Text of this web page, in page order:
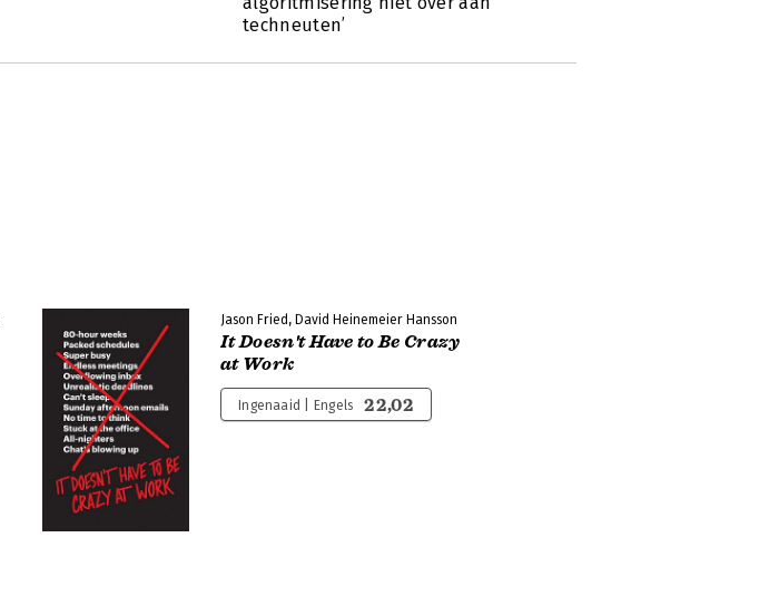
techneuten’
Jason Fried, David Heinemeier Hansson
It Doesn't Have to Be Crazy
at Work
Ingenaaid | Engels 22,02